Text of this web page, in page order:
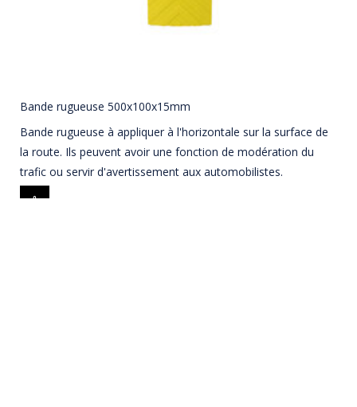
Bande rugueuse 500x100x15mm
Bande rugueuse à appliquer à l'horizontale sur la surface de
la route. Ils peuvent avoir une fonction de modération du
trafic ou servir d'avertissement aux automobilistes.